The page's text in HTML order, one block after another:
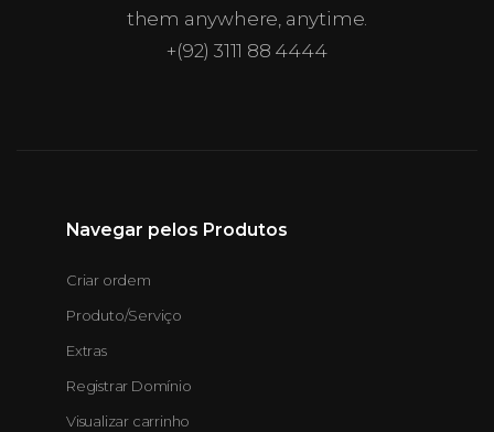
them anywhere, anytime.
+(92) 3111 88 4444
Navegar pelos Produtos
Criar ordem
Produto/Serviço
Extras
Registrar Domínio
Visualizar carrinho